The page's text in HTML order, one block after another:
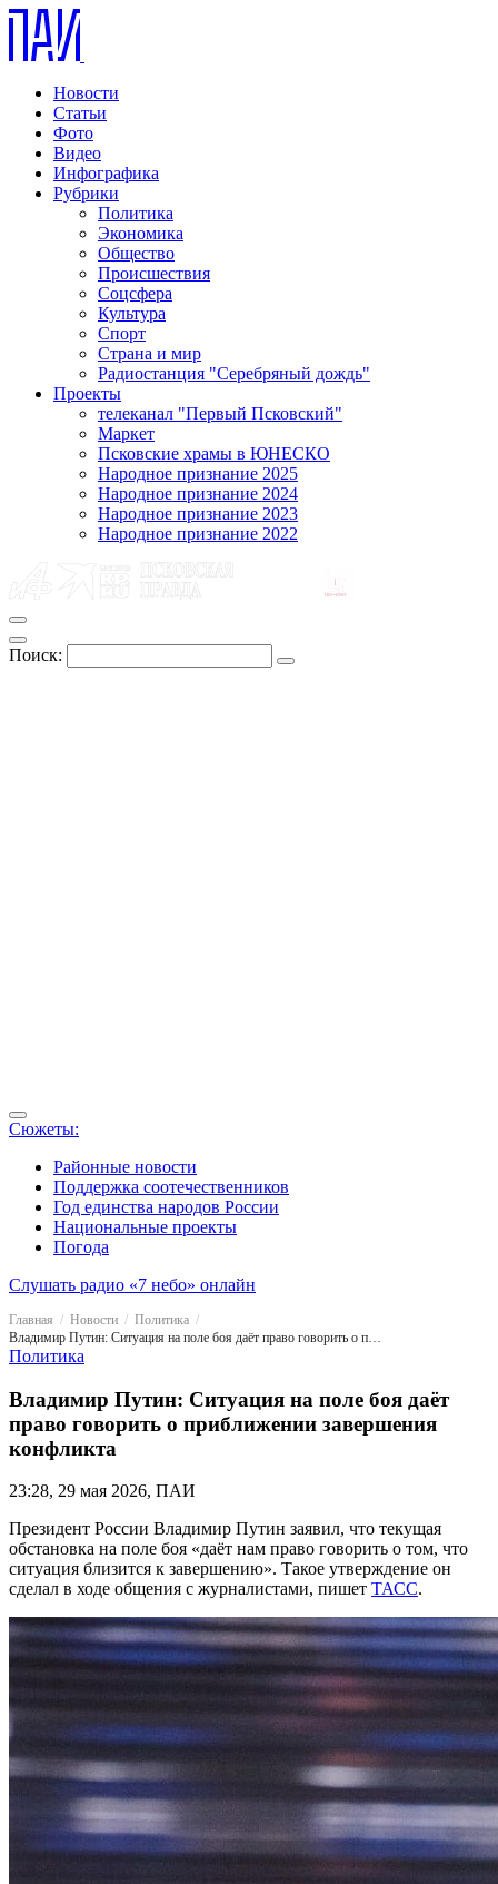
Новости
Статьи
Фото
Видео
Инфографика
Рубрики
Политика
Экономика
Общество
Происшествия
Соцсфера
Культура
Спорт
Страна и мир
Радиостанция "Серебряный дождь"
Проекты
телеканал "Первый Псковский"
Маркет
Псковские храмы в ЮНЕСКО
Народное признание 2025
Народное признание 2024
Народное признание 2023
Народное признание 2022
Поиск:
Сюжеты:
Районные новости
Поддержка соотечественников
Год единства народов России
Национальные проекты
Погода
Слушать радио «7 небо» онлайн
Главная Новости
Политика
Владимир Путин: Ситуация на поле боя даёт право говорить о приближении завершения конфликта
Политика
Владимир Путин: Ситуация на поле боя даёт
право говорить о приближении завершения
конфликта
23:28, 29 мая 2026, ПАИ
Президент России Владимир Путин заявил, что текущая
обстановка на поле боя «даёт нам право говорить о том, что
ситуация близится к завершению». Такое утверждение он
сделал в ходе общения с журналистами, пишет ТАСС.